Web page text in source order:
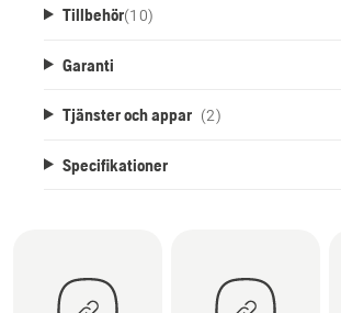
Tillbehör(10)
Garanti
Tjänster och appar (2)
Specifikationer